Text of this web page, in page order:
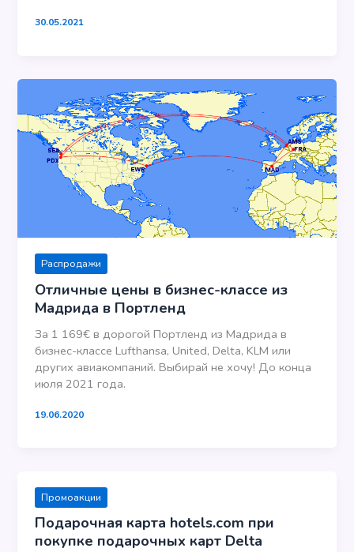
30.05.2021
Распродажи
Отличные цены в бизнес-классе из
Мадрида в Портленд
За 1 169€ в дорогой Портленд из Мадрида в
бизнес-классе Lufthansa, United, Delta, KLM или
других авиакомпаний. Выбирай не хочу! До конца
июля 2021 года.
19.06.2020
Промоакции
Подарочная карта hotels.com при
покупке подарочных карт Delta